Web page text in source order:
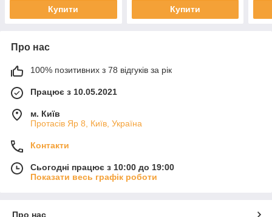
Купити Купити
Про нас
100% позитивних з 78 відгуків за рік
Працює з 10.05.2021
м. Київ
Протасів Яр 8, Київ, Україна
Контакти
Сьогодні працює з 10:00 до 19:00
Показати весь графік роботи
Про нас